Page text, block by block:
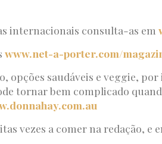
internacionais consulta-as em
www.net-a-porter.com/
opções saudáveis e veggie,
tornar bem complicado
vezes a comer na redação, e